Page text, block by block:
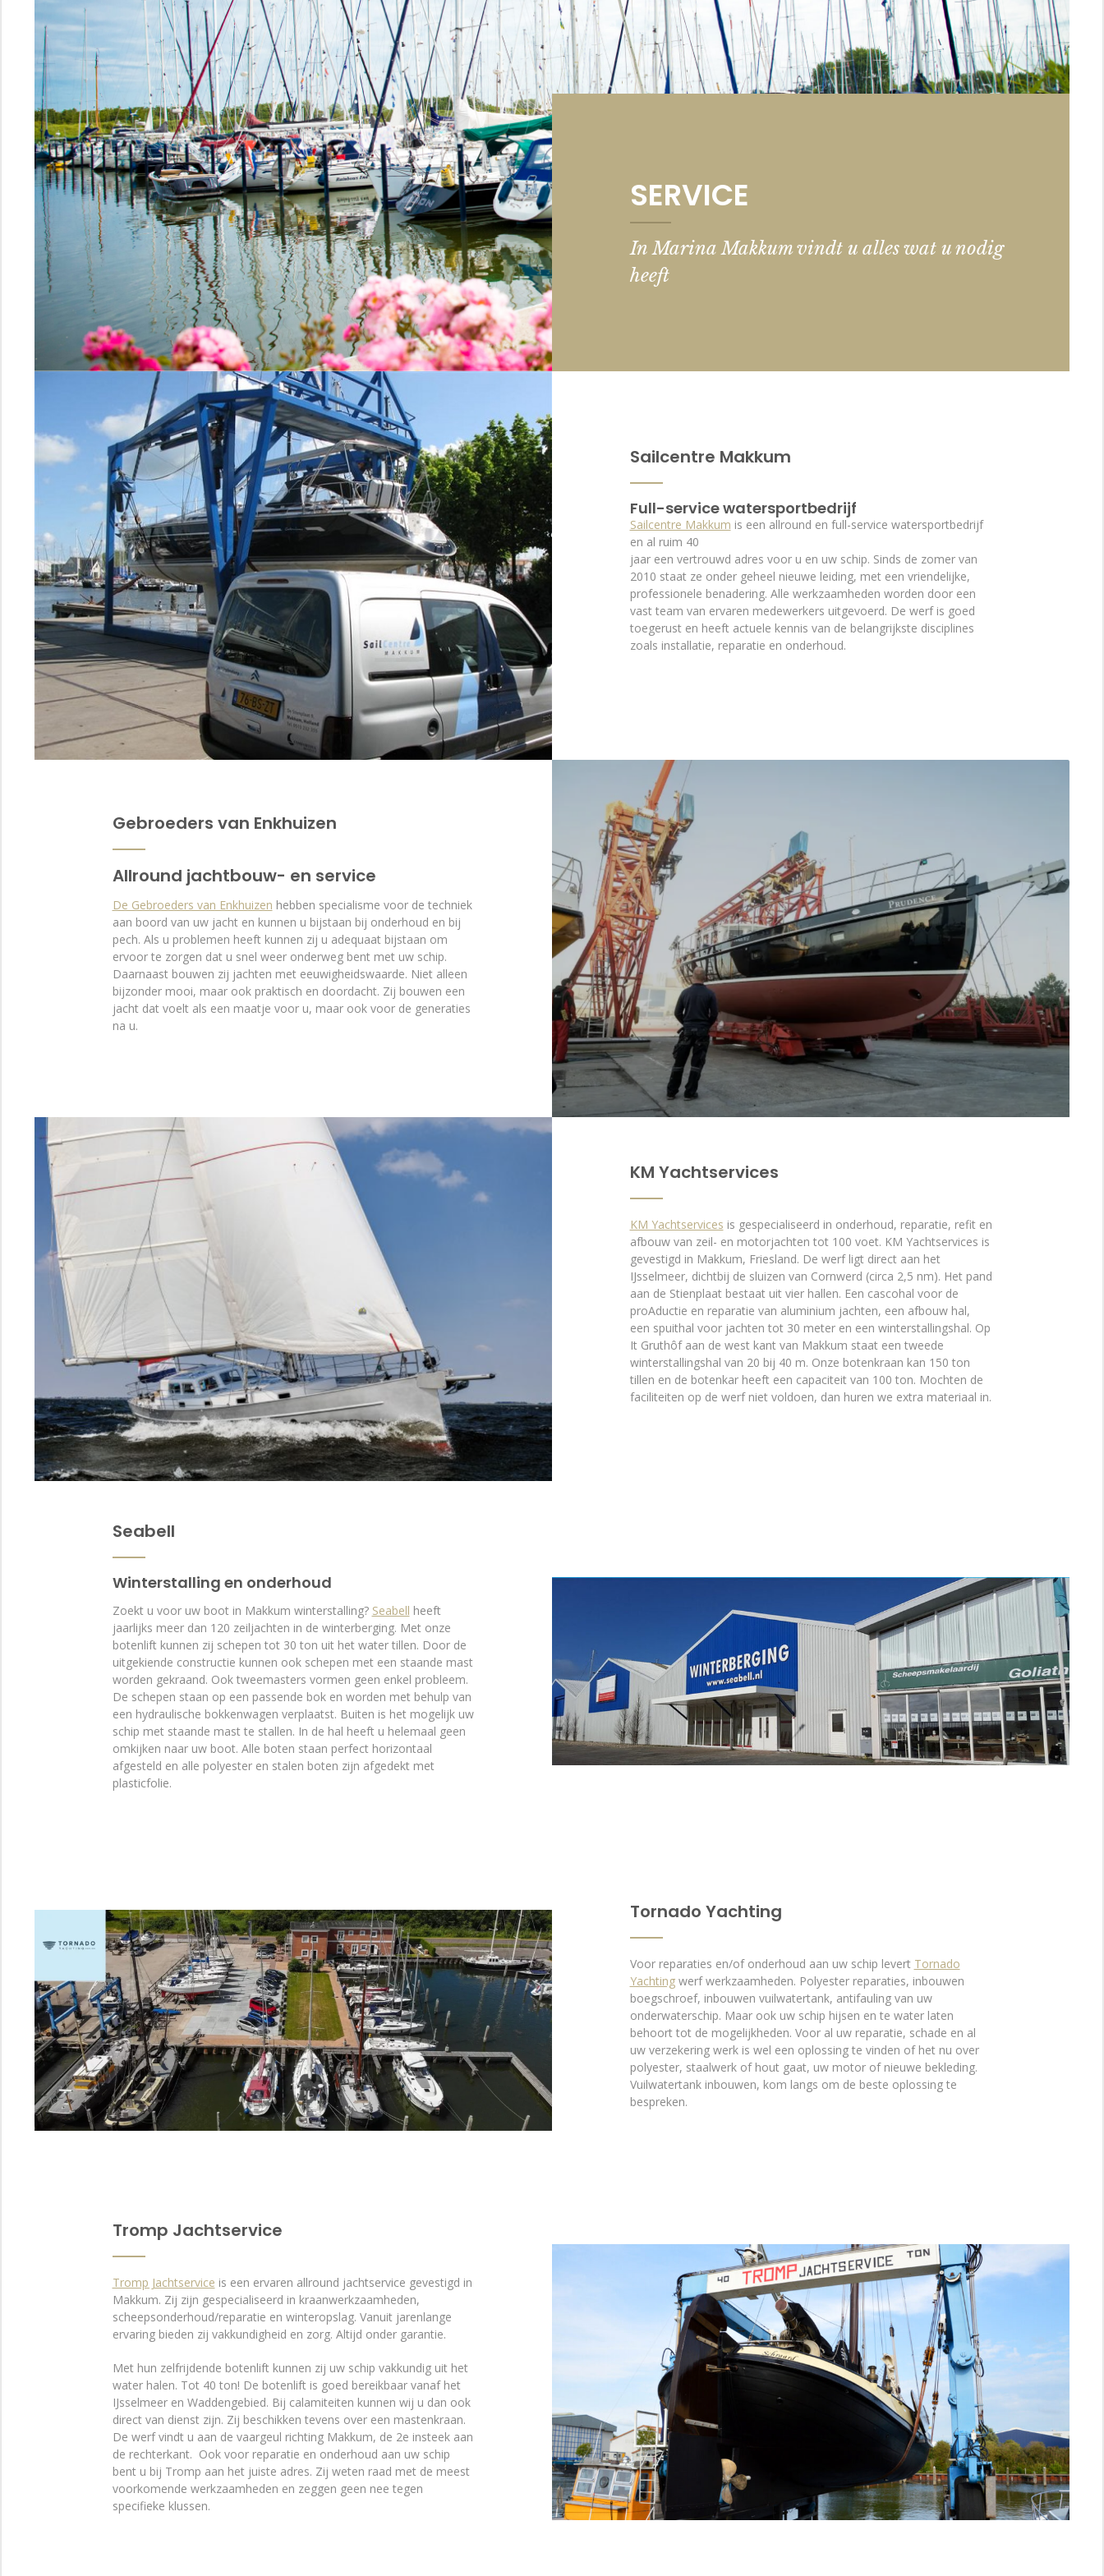
SERVICE
In Marina Makkum vindt u alles wat u nodig
heeft
Sailcentre Makkum
Full-service watersportbedrijf
Sailcentre Makkum is een allround en full-service watersportbedrijf
en al ruim 40
jaar een vertrouwd adres voor u en uw schip. Sinds de zomer van
2010 staat ze onder geheel nieuwe leiding, met een vriendelijke,
professionele benadering. Alle werkzaamheden worden door een
vast team van ervaren medewerkers uitgevoerd. De werf is goed
toegerust en heeft actuele kennis van de belangrijkste disciplines
zoals installatie, reparatie en onderhoud.
Gebroeders van Enkhuizen
Allround jachtbouw- en service
De Gebroeders van Enkhuizen hebben specialisme voor de techniek
aan boord van uw jacht en kunnen u bijstaan bij onderhoud en bij
pech. Als u problemen heeft kunnen zij u adequaat bijstaan om
ervoor te zorgen dat u snel weer onderweg bent met uw schip.
Daarnaast bouwen zij jachten met eeuwigheidswaarde. Niet alleen
bijzonder mooi, maar ook praktisch en doordacht. Zij bouwen een
jacht dat voelt als een maatje voor u, maar ook voor de generaties
na u.
KM Yachtservices
KM Yachtservices is gespecialiseerd in onderhoud, reparatie, refit en
afbouw van zeil- en motorjachten tot 100 voet. KM Yachtservices is
gevestigd in Makkum, Friesland. De werf ligt direct aan het
IJsselmeer, dichtbij de sluizen van Cornwerd (circa 2,5 nm). Het pand
aan de Stienplaat bestaat uit vier hallen. Een cascohal voor de
proAductie en reparatie van aluminium jachten, een afbouw hal,
een spuithal voor jachten tot 30 meter en een winterstallingshal. Op
It Gruthôf aan de west kant van Makkum staat een tweede
winterstallingshal van 20 bij 40 m. Onze botenkraan kan 150 ton
tillen en de botenkar heeft een capaciteit van 100 ton. Mochten de
faciliteiten op de werf niet voldoen, dan huren we extra materiaal in.
Seabell
Winterstalling en onderhoud
Zoekt u voor uw boot in Makkum winterstalling? Seabell heeft
jaarlijks meer dan 120 zeiljachten in de winterberging. Met onze
botenlift kunnen zij schepen tot 30 ton uit het water tillen. Door de
uitgekiende constructie kunnen ook schepen met een staande mast
worden gekraand. Ook tweemasters vormen geen enkel probleem.
De schepen staan op een passende bok en worden met behulp van
een hydraulische bokkenwagen verplaatst. Buiten is het mogelijk uw
schip met staande mast te stallen. In de hal heeft u helemaal geen
omkijken naar uw boot. Alle boten staan perfect horizontaal
afgesteld en alle polyester en stalen boten zijn afgedekt met
plasticfolie.
Tornado Yachting
Voor reparaties en/of onderhoud aan uw schip levert Tornado
Yachtingwerf werkzaamheden. Polyester reparaties, inbouwen
boegschroef, inbouwen vuilwatertank, antifauling van uw
onderwaterschip. Maar ook uw schip hijsen en te water laten
behoort tot de mogelijkheden. Voor al uw reparatie, schade en al
uw verzekering werk is wel een oplossing te vinden of het nu over
polyester, staalwerk of hout gaat, uw motor of nieuwe bekleding.
Vuilwatertank inbouwen, kom langs om de beste oplossing te
bespreken.
Tromp Jachtservice
Tromp Jachtservice is een ervaren allround jachtservice gevestigd in
Makkum. Zij zijn gespecialiseerd in kraanwerkzaamheden,
scheepsonderhoud/reparatie en winteropslag. Vanuit jarenlange
ervaring bieden zij vakkundigheid en zorg. Altijd onder garantie.
Met hun zelfrijdende botenlift kunnen zij uw schip vakkundig uit het
water halen. Tot 40 ton! De botenlift is goed bereikbaar vanaf het
IJsselmeer en Waddengebied. Bij calamiteiten kunnen wij u dan ook
direct van dienst zijn. Zij beschikken tevens over een mastenkraan.
De werf vindt u aan de vaargeul richting Makkum, de 2e insteek aan
de rechterkant. Ook voor reparatie en onderhoud aan uw schip
bent u bij Tromp aan het juiste adres. Zij weten raad met de meest
voorkomende werkzaamheden en zeggen geen nee tegen
specifieke klussen.